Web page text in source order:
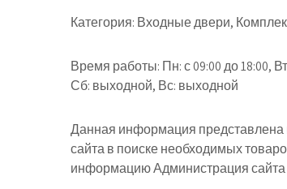
Категория: Входные двери,
Время работы: Пн: с 09:00 до 18:00,
Сб: выходной, Вс: выходной
Данная информация представлена
сайта в поиске необходимых
информацию Администрация сайта